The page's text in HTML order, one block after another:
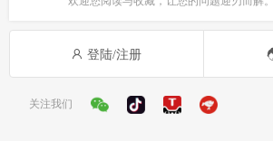
登陆/注册
关注我们